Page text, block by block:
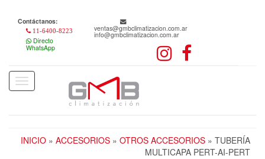
content
Contáctanos:
11-6400-8223
Directo
WhatsApp
ventas@gmbclimatizacion.com.ar
info@gmbclimatizacion.com.ar
Toggle
navigation
INICIO » ACCESORIOS » OTROS ACCESORIOS » TUBERÍA
MULTICAPA PERT-AI-PERT